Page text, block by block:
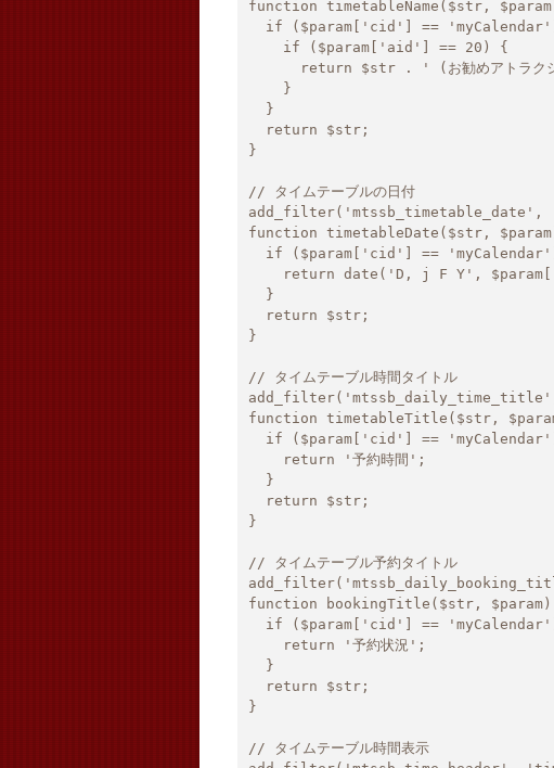
function timetableName($str,
}
// タイムテーブルの日付
function timetableDate($str,
}
// タイムテーブル時間タイトル
function timetableTitle($str,
}
// タイムテーブル予約タイトル
function bookingTitle($str,
}
// タイムテーブル時間表示